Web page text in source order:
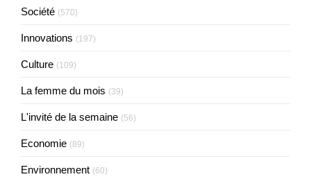
Société (570)
Innovations (197)
Culture (109)
La femme du mois (39)
L'invité de la semaine (56)
Economie (89)
Environnement (60)